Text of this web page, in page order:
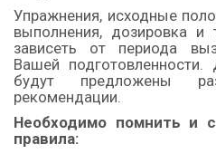
Упражнения, исходные
выполнения, дозировка и
зависеть от периода
Вашей
будут предложены
рекомендации.
Необходимо помнить и
правила: